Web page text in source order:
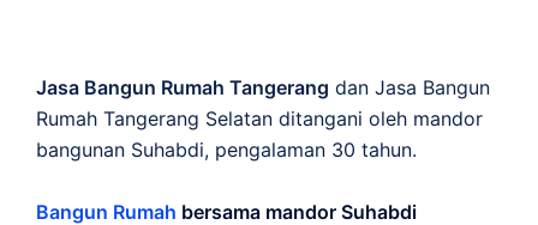
Jasa Bangun Rumah Tangerang dan Jasa Bangun
Rumah Tangerang Selatan ditangani oleh mandor
bangunan Suhabdi, pengalaman 30 tahun.
Bangun Rumah bersama mandor Suhabdi